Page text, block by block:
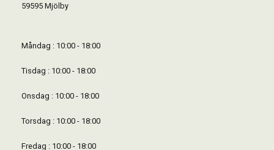
59595 Mjölby
Måndag : 10:00 - 18:00
Tisdag : 10:00 - 18:00
Onsdag : 10:00 - 18:00
Torsdag : 10:00 - 18:00
Fredag : 10:00 - 18:00